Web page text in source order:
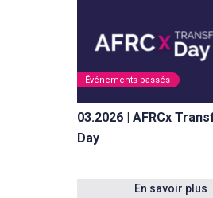
Événements passés
03.2026 | AFRCx
Day
En savoir plus